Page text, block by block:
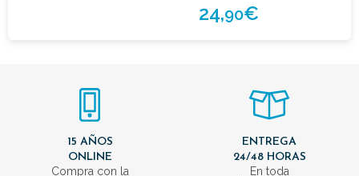
24,90€
15 AÑOS
ONLINE
Compra con la
ENTREGA
24/48 HORAS
En toda